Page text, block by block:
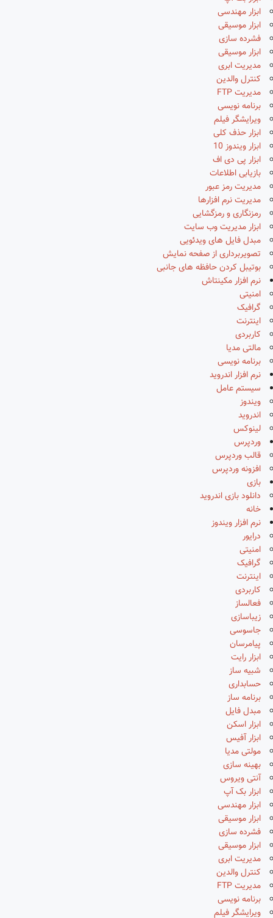
ابزار مهندسی
ابزار موسیقی
فشرده سازی
ابزار موسیقی
مدیریت ابری
کنترل والدین
مدیریت FTP
برنامه نویسی
ویرایشگر فیلم
ابزار حذف کلی
ابزار ویندوز 10
ابزار پی دی اف
بازیابی اطلاعات
مدیریت رمز عبور
مدیریت نرم افزارها
رمزنگاری و رمزگشایی
ابزار مدیریت وب سایت
مبدل فایل های ویدئویی
تصویربرداری از صفحه نمایش
بوتیبل کردن حافظه های جانبی
نرم افزار مکینتاش
امنیتی
گرافیک
اینترنت
کاربردی
مالتی مدیا
برنامه نویسی
نرم افزار اندروید
سیستم عامل
ویندوز
اندروید
لینوکس
وردپرس
قالب وردپرس
افزونه وردپرس
بازی
دانلود بازی اندروید
خانه
نرم افزار ویندوز
درایور
امنیتی
گرافیک
اینترنت
کاربردی
فعالساز
زیباسازی
جاسوسی
پیامرسان
ابزار رایت
شبیه ساز
حسابداری
برنامه ساز
مبدل فایل
ابزار اسکن
ابزار آفیس
مولتی مدیا
بهینه سازی
آنتی ویروس
ابزار بک آپ
ابزار مهندسی
ابزار موسیقی
فشرده سازی
ابزار موسیقی
مدیریت ابری
کنترل والدین
مدیریت FTP
برنامه نویسی
ویرایشگر فیلم